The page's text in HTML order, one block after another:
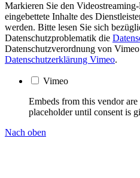
Markieren Sie den
eingebettete Inhalte des
werden. Bitte lesen Sie sich
Datenschutzproblematik die
Datenschutzverordnung von
Datenschutzerklärung Vimeo.
Vimeo
Embeds from this vendor
placeholder until consent is
Nach oben